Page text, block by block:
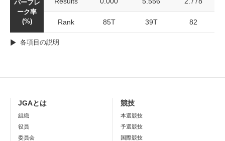
パーブレ
ーク率
(%)
Rank 85T 39T 82
各項目の説明
JGAとは
組織
役員
委員会
競技
本選競技
予選競技
国際競技